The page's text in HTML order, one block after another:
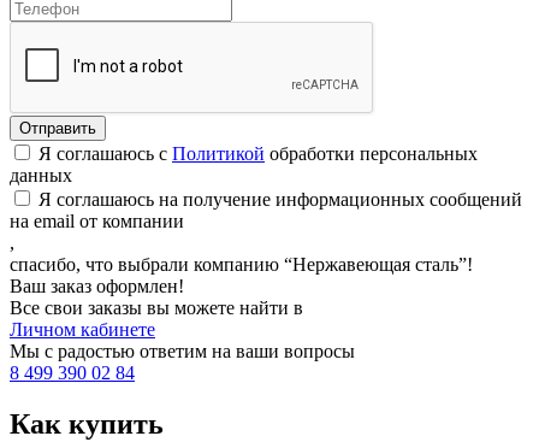
Я соглашаюсь с Политикой обработки персональных
данных
Я соглашаюсь на получение информационных сообщений
на email от компании
,
спасибо, что выбрали компанию “Нержавеющая сталь”!
Ваш заказ оформлен!
Все свои заказы вы можете найти в
Личном кабинете
Мы с радостью ответим на ваши вопросы
8 499 390 02 84
Как купить